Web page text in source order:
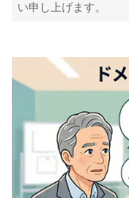
い申し上げます。